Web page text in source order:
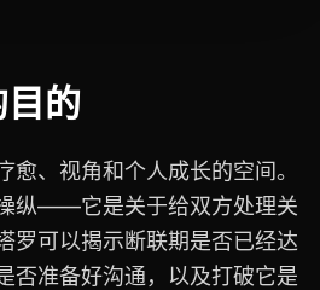
的
愈、视角和个人成长的空间。
纵——它是关于给双方处理关
罗可以揭示断联期是否已经达
否准备好沟通，以及打破它是